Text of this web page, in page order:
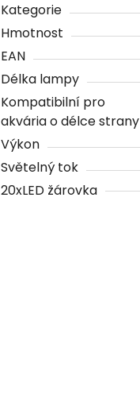
Kategorie
Hmotnost
EAN
Délka lampy
Kompatibilní pro
akvária o délce strany
Výkon
Světelný tok
20xLED žárovka